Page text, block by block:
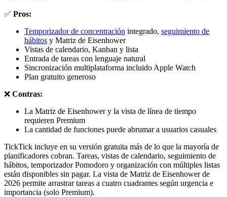
✅ Pros:
Temporizador de concentración integrado, seguimiento de
hábitos y Matriz de Eisenhower
Vistas de calendario, Kanban y lista
Entrada de tareas con lenguaje natural
Sincronización multiplataforma incluido Apple Watch
Plan gratuito generoso
❌ Contras:
La Matriz de Eisenhower y la vista de línea de tiempo
requieren Premium
La cantidad de funciones puede abrumar a usuarios casuales
TickTick incluye en su versión gratuita más de lo que la mayoría de
planificadores cobran. Tareas, vistas de calendario, seguimiento de
hábitos, temporizador Pomodoro y organización con múltiples listas
están disponibles sin pagar. La vista de Matriz de Eisenhower de
2026 permite arrastrar tareas a cuatro cuadrantes según urgencia e
importancia (solo Premium).